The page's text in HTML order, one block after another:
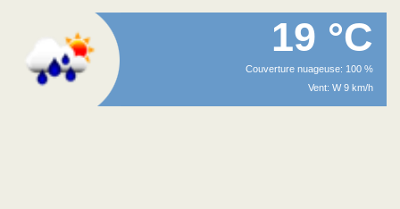
19 °C
Couverture nuageuse: 100 %
Vent: W 9 km/h